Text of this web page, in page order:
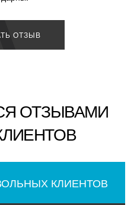
ОТЗЫВ
ОТЗЫВАМИ
КЛИЕНТОВ